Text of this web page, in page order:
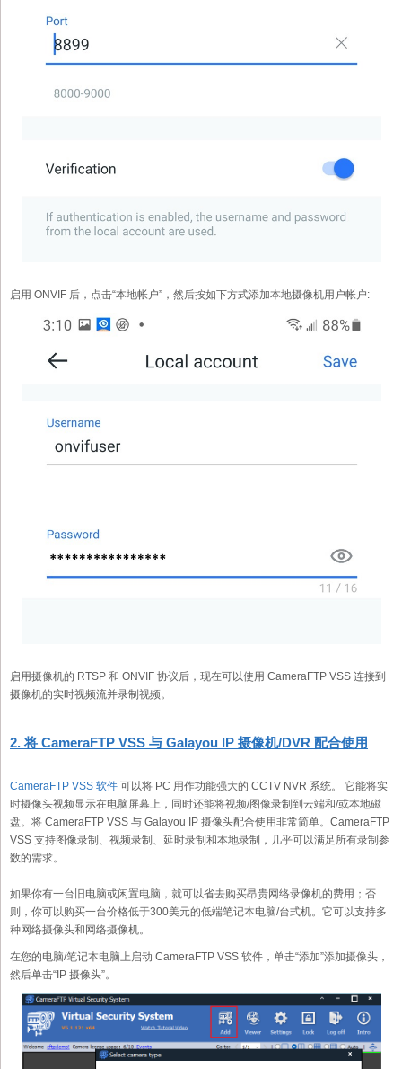
启用 ONVIF 后，点击“本地帐户”，然后按如下方式添加本地摄像机用户帐户:
启用摄像机的 RTSP 和 ONVIF 协议后，现在可以使用 CameraFTP VSS 连接到
摄像机的实时视频流并录制视频。
2. 将 CameraFTP VSS 与 Galayou IP 摄像机/DVR 配合使用
CameraFTP VSS 软件 可以将 PC 用作功能强大的 CCTV NVR 系统。 它能将实
时摄像头视频显示在电脑屏幕上，同时还能将视频/图像录制到云端和/或本地磁
盘。将 CameraFTP VSS 与 Galayou IP 摄像头配合使用非常简单。CameraFTP
VSS 支持图像录制、视频录制、延时录制和本地录制，几乎可以满足所有录制参
数的需求。
如果你有一台旧电脑或闲置电脑，就可以省去购买昂贵网络录像机的费用；否
则，你可以购买一台价格低于300美元的低端笔记本电脑/台式机。它可以支持多
种网络摄像头和网络摄像机。
在您的电脑/笔记本电脑上启动 CameraFTP VSS 软件，单击“添加”添加摄像头，
然后单击“IP 摄像头”。